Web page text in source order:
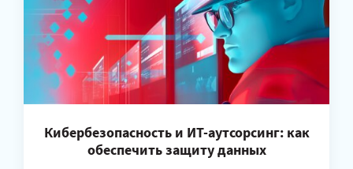
Кибербезопасность и ИТ-аутсорсинг: как
обеспечить защиту данных